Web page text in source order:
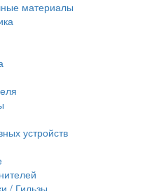
материалы
устройств
/ Гильзы